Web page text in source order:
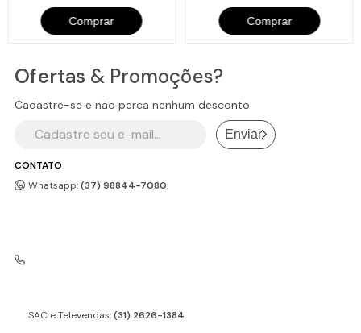
Comprar Comprar
CONTATO
Whatsapp:(37) 98844-7080
SAC e Televendas:(31) 2626-1384
Ofertas & Promoções?
Cadastre-se e não perca nenhum desconto
Enviar